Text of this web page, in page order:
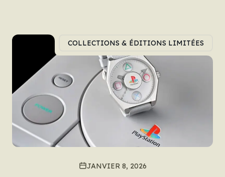
COLLECTIONS & ÉDITIONS LIMITÉES
JANVIER 8, 2026